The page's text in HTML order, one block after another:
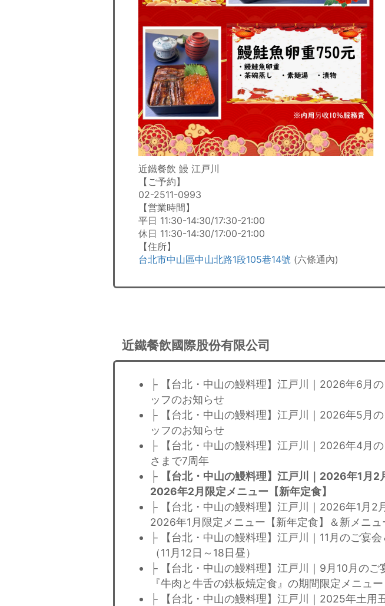
近鐵餐飲 鰻 江戸川
【ご予約】
02-2511-0993
【営業時間】
平日 11:30-14:30/17:30-21:00
休日 11:30-14:30/17:00-21:00
【住所】
台北市中山區中山北路1段105巷14號 (六條通內)
近鐵餐飲國際股份有限公司
├ 【台北・中山の鰻料理】江戸川｜2026年6月
ッフのお知らせ
├ 【台北・中山の鰻料理】江戸川｜2026年5月
ッフのお知らせ
├ 【台北・中山の鰻料理】江戸川｜2026年4月
さまで7周年
├
【台北・中山の鰻料理】江戸川｜2026年1月2
2026年2月限定メニュー【新年定食】
├ 【台北・中山の鰻料理】江戸川｜2026年1月2
2026年1月限定メニュー【新年定食】＆新メニ
├ 【台北・中山の鰻料理】江戸川｜11月のご宴
（11月12日～18日昼）
├ 【台北・中山の鰻料理】江戸川｜9月10月のご
『牛肉と牛舌の鉄板焼定食』の期間限定メニュー
├ 【台北・中山の鰻料理】江戸川｜2025年土用